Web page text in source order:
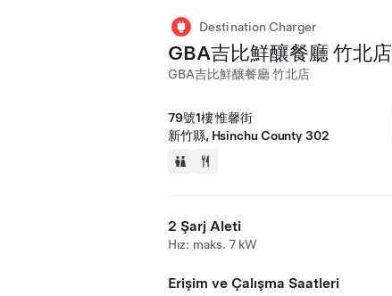
Destination Charger
GBA吉比鮮釀餐廳 竹北店
GBA吉比鮮釀餐廳 竹北店
79號1樓 惟馨街
新竹縣, Hsinchu County 302
2 Şarj Aleti
Hız: maks. 7 kW
Erişim ve Çalışma Saatleri